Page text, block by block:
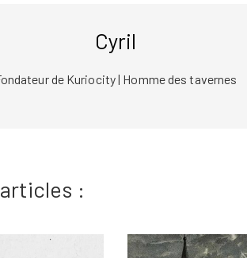
Cyril
de Kuriocity | Homme des tavernes
: